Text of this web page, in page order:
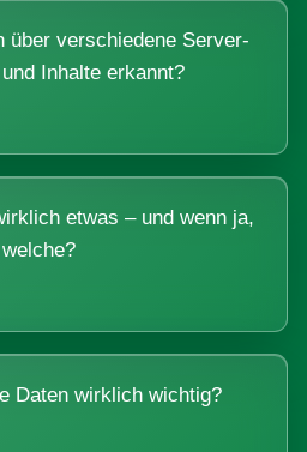
über verschiedene Server-
Inhalte erkannt?
etwas – und wenn ja,
welche?
Daten wirklich wichtig?